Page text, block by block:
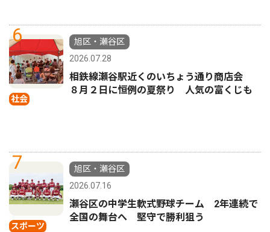
6
社会
旭区・瀬谷区
2026.07.28
相鉄線瀬谷駅近くのいちょう通り商店会
８月２日に恒例の夏祭り 人気の富くじも
7
スポーツ
旭区・瀬谷区
2026.07.16
瀬谷区の中学生軟式野球チーム 2年連続で
全国の舞台へ 堅守で勝利狙う